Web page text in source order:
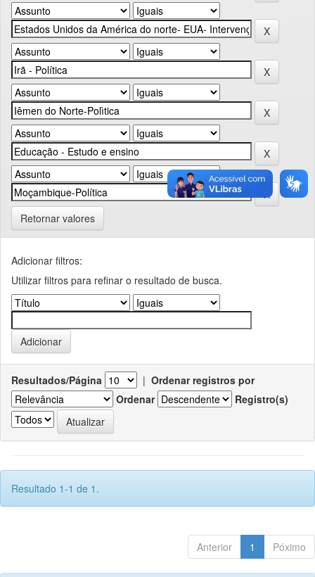
Retornar valores
Adicionar filtros:
Utilizar filtros para refinar o resultado de busca.
Resultados/Página | Ordenar registros por
Ordenar
Registro(s)
Resultado 1-1 de 1.
Anterior 1 Póximo